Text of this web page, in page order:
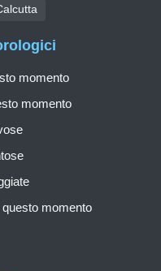
momento
momento
questo momento